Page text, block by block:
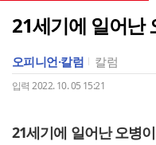
21세기에 일어난
오피니언·칼럼 칼럼
입력 2022. 10. 05 15:21
21세기에 일어난 오병